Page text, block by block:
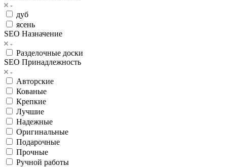
дуб
ясень
SEO Назначение
Разделочные доски
SEO Принадлежность
Авторские
Кованые
Крепкие
Лучшие
Надежные
Оригинальные
Подарочные
Прочные
Ручной работы